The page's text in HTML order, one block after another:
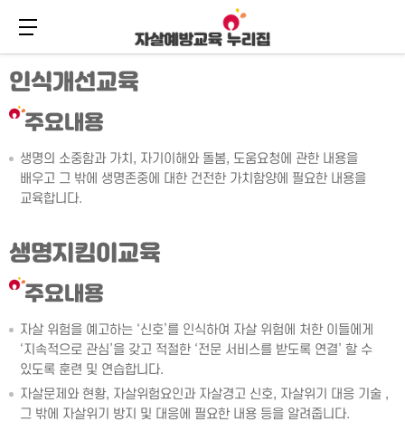
주
메
뉴
바
기
본
문
바
로
메뉴 버튼
인식개선교육
주요내용
생명의 소중함과 가치, 자기이해와 돌봄, 도움요청에 관한 내용을
배우고 그 밖에 생명존중에 대한 건전한 가치함양에 필요한 내용을
교육합니다.
생명지킴이교육
주요내용
자살 위험을 예고하는 ‘신호’를 인식하여 자살 위험에 처한 이들에게
‘지속적으로 관심’을 갖고 적절한 ‘전문 서비스를 받도록 연결’ 할 수
있도록 훈련 및 연습합니다.
자살문제와 현황, 자살위험요인과 자살경고 신호, 자살위기 대응 기술 ,
그 밖에 자살위기 방지 및 대응에 필요한 내용 등을 알려줍니다.